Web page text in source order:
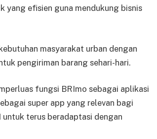
yang efisien guna mendukung bisnis
masyarakat urban dengan
pengiriman barang sehari-hari.
fungsi BRImo sebagai aplikasi
super app yang relevan bagi
untuk terus beradaptasi dengan